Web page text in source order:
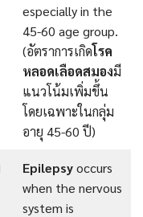
especially in the
45-60 age group.
(อัตราการเกิดโรค
หลอดเลือดสมองมี
แนวโน้มเพิ่มขึ้น
โดยเฉพาะในกลุ่ม
อายุ 45-60 ปี)
Epilepsyoccurs
when the nervous
system is